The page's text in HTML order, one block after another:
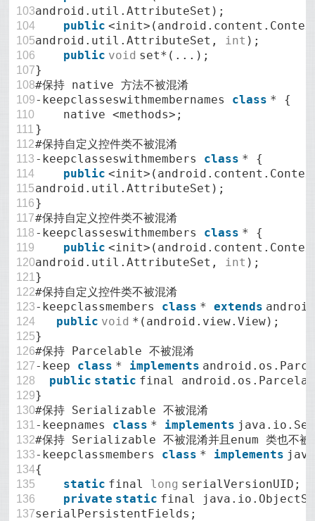
103
104
105
106
107
108
109
110
111
112
113
114
115
116
117
118
119
120
121
122
123
124
125
126
127
128
129
130
131
132
133
134
135
136
137
android.util.AttributeSet);
public
android.util.AttributeSet, int );
public void set*(...);
}
#保持 native 方法不被混淆
-keepclasseswithmembernames class * {
native <methods>;
}
#保持自定义控件类不被混淆
-keepclasseswithmembers class * {
public
android.util.AttributeSet);
}
#保持自定义控件类不被混淆
-keepclasseswithmembers class * {
public
android.util.AttributeSet, int );
}
#保持自定义控件类不被混淆
-keepclassmembers class *extends
public void *(android.view.View);
}
#保持 Parcelable 不被混淆
-keep class * implements
public static final
}
#保持 Serializable 不被混淆
-keepnames class * implements
#保持 Serializable 不被混淆并且enum 类也不被
-keepclassmembers class * implements
{
static final long serialVersionUID;
private static final
serialPersistentFields;